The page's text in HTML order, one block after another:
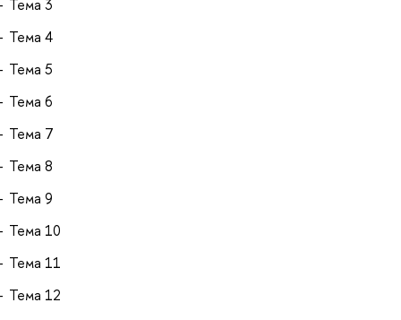
Тема 3
Тема 4
Тема 5
Тема 6
Тема 7
Тема 8
Тема 9
Тема 10
Тема 11
Тема 12